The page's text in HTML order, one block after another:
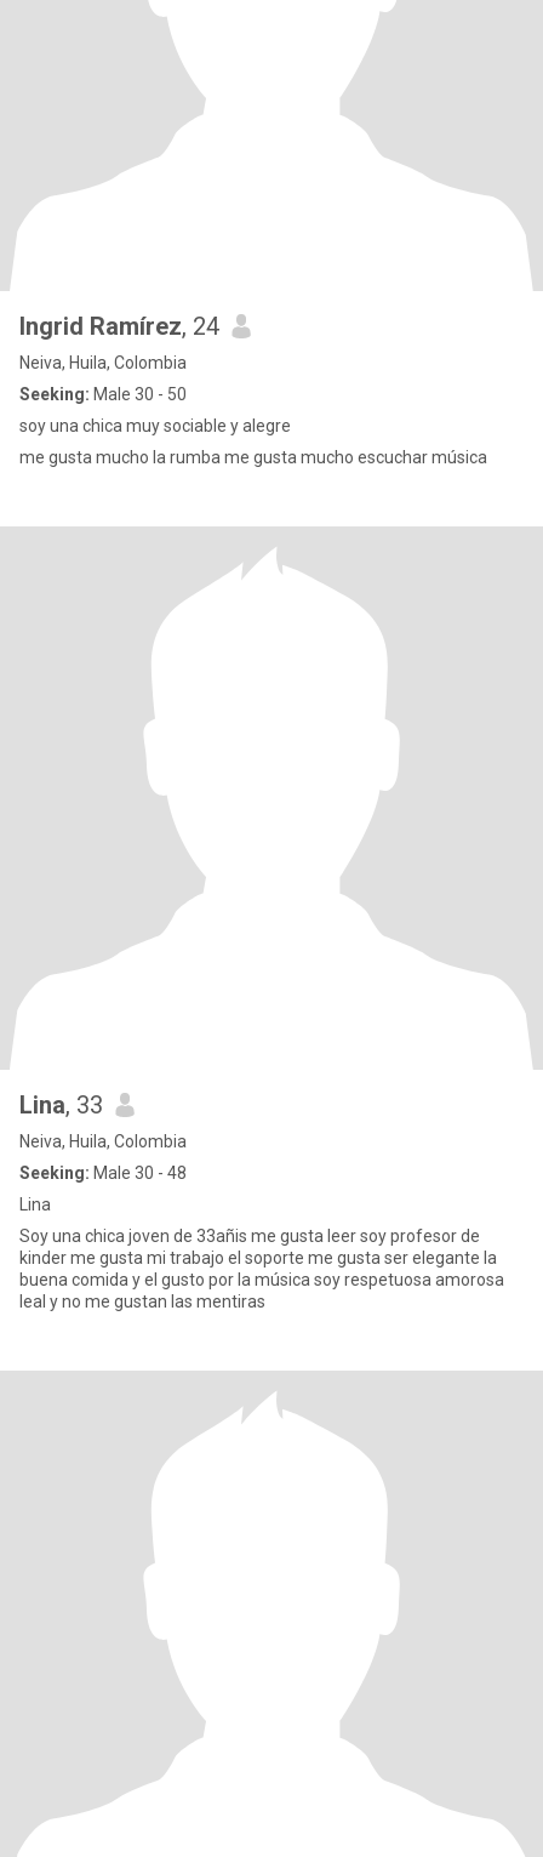
Ingrid Ramírez, 24
Neiva, Huila, Colombia
Seeking: Male 30 - 50
soy una chica muy sociable y alegre
me gusta mucho la rumba me gusta mucho escuchar música
Lina, 33
Neiva, Huila, Colombia
Seeking: Male 30 - 48
Lina
Soy una chica joven de 33añis me gusta leer soy profesor de
kinder me gusta mi trabajo el soporte me gusta ser elegante la
buena comida y el gusto por la música soy respetuosa amorosa
leal y no me gustan las mentiras